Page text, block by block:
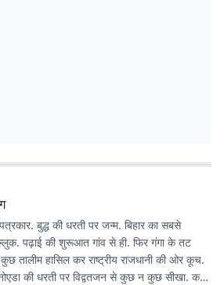
बुद्ध की धरती पर जन्म. बिहार का सबसे
पढ़ाई की शुरूआत गांव से ही. फिर गंगा के तट
तालीम हासिल कर राष्ट्रीय राजधानी की ओर कूच.
की धरती पर विद्वतजन से कुछ न कुछ सीखा. करंट